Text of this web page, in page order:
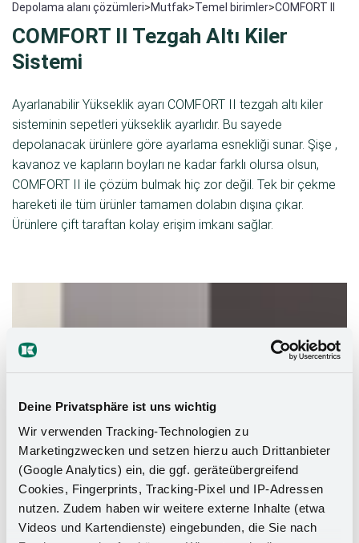
Deine Privatsphäre ist uns wichtig
Wir verwenden Tracking-Technologien zu
Marketingzwecken und setzen hierzu auch Drittanbieter
(Google Analytics) ein, die ggf. geräteübergreifend
Cookies, Fingerprints, Tracking-Pixel und IP-Adressen
nutzen. Zudem haben wir weitere externe Inhalte (etwa
Videos und Kartendienste) eingebunden, die Sie nach
Depolama alanı çözümleri>Mutfak>Temel birimler>COMFORT II
COMFORT II Tezgah Altı Kiler
Sistemi
Ayarlanabilir Yükseklik ayarı COMFORT II tezgah altı kiler
sisteminin sepetleri yükseklik ayarlıdır. Bu sayede
depolanacak ürünlere göre ayarlama esnekliği sunar. Şişe ,
kavanoz ve kapların boyları ne kadar farklı olursa olsun,
COMFORT II ile çözüm bulmak hiç zor değil. Tek bir çekme
hareketi ile tüm ürünler tamamen dolabın dışına çıkar.
Ürünlere çift taraftan kolay erişim imkanı sağlar.